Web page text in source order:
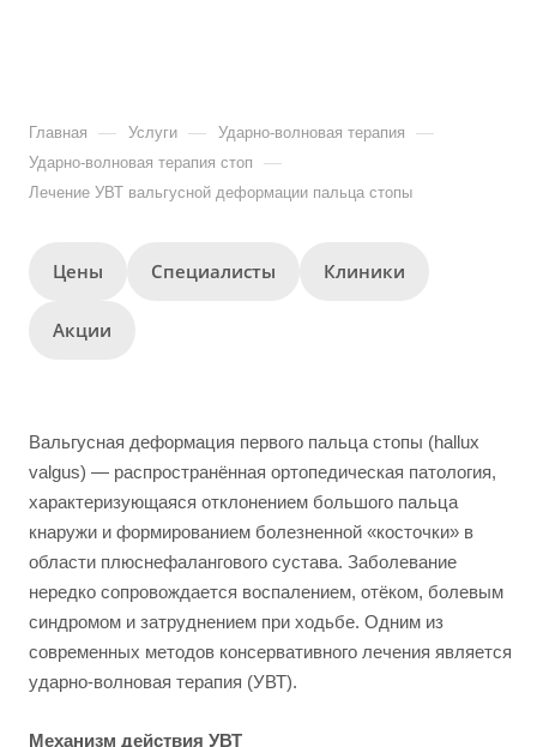
Главная — Услуги — Ударно-волновая терапия —
Ударно-волновая терапия стоп —
Лечение УВТ вальгусной деформации пальца стопы
Цены Специалисты Клиники
Акции
Вальгусная деформация первого пальца стопы (hallux
valgus) — распространённая ортопедическая патология,
характеризующаяся отклонением большого пальца
кнаружи и формированием болезненной «косточки» в
области плюснефалангового сустава. Заболевание
нередко сопровождается воспалением, отёком, болевым
синдромом и затруднением при ходьбе. Одним из
современных методов консервативного лечения является
ударно-волновая терапия (УВТ).
Механизм действия УВТ